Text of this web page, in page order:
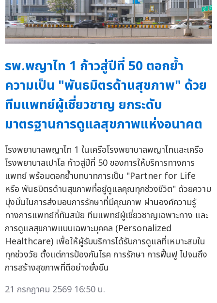
รพ.พญาไท 1 ก้าวสู่ปีที่ 50 ตอกย้ำ
ความเป็น "พันธมิตรด้านสุขภาพ" ด้วย
ทีมแพทย์ผู้เชี่ยวชาญ ยกระดับ
มาตรฐานการดูแลสุขภาพแห่งอนาคต
โรงพยาบาลพญาไท 1 ในเครือโรงพยาบาลพญาไทและเครือ
โรงพยาบาลเปาโล ก้าวสู่ปีที่ 50 ของการให้บริการทางการ
แพทย์ พร้อมตอกย้ำบทบาทการเป็น "Partner for Life
หรือ พันธมิตรด้านสุขภาพที่อยู่ดูแลคุณทุกช่วงชีวิต" ด้วยความ
มุ่งมั่นในการส่งมอบการรักษาที่มีคุณภาพ ผ่านองค์ความรู้
ทางการแพทย์ที่ทันสมัย ทีมแพทย์ผู้เชี่ยวชาญเฉพาะทาง และ
การดูแลสุขภาพแบบเฉพาะบุคคล (Personalized
Healthcare) เพื่อให้ผู้รับบริการได้รับการดูแลที่เหมาะสมใน
ทุกช่วงวัย ตั้งแต่การป้องกันโรค การรักษา การฟื้นฟู ไปจนถึง
การสร้างสุขภาพที่ดีอย่างยั่งยืน
21 กรกฎาคม 2569 16:50 น.